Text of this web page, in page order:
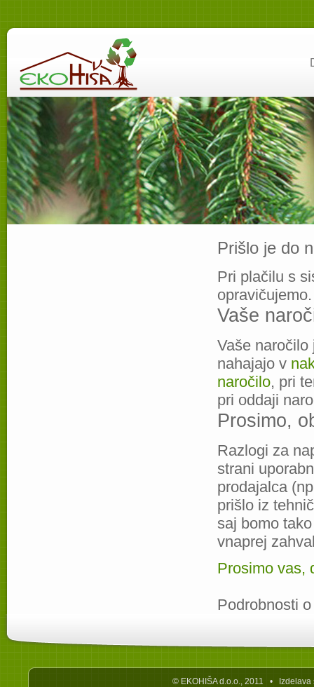
Prišlo je do
Pri plačilu s
opravičujemo.
Vaše
Vaše
nahajajo v
naročilo, pri
pri oddaji
Prosimo,
Razlogi za
strani
prodajalca
prišlo iz
saj bomo
vnaprej
Prosimo vas,
Podrobnosti
© EKOHIŠA d.o.o., 2011 • Izdelava